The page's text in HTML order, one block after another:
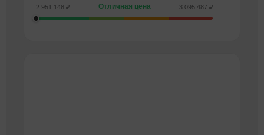
2 951 148 ₽ Отличная цена 3 095 487 ₽